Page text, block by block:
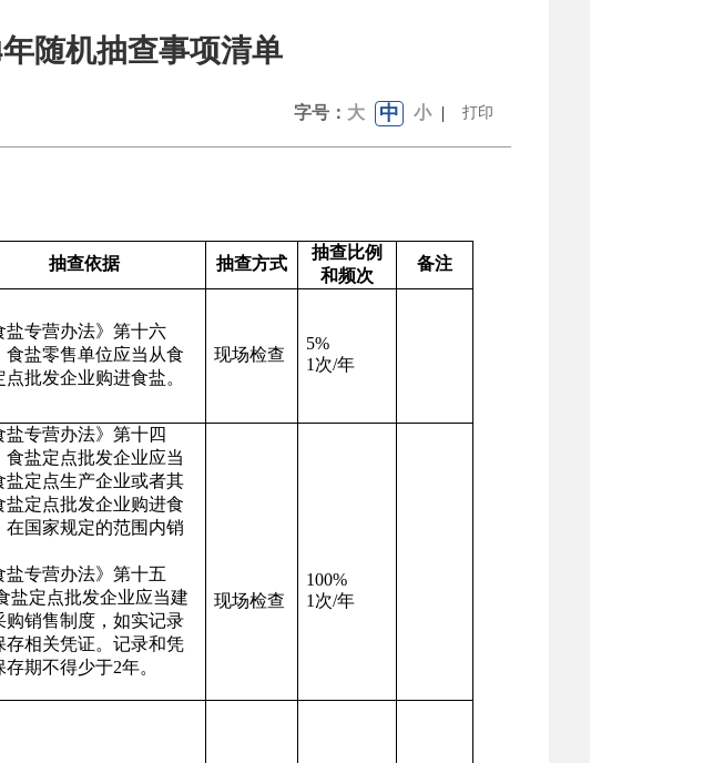
随机抽查事项清单
字号： 大 中 小 | 打印
抽查依据 抽查方式
抽查比例
和频次
备注
盐专营办法》第十六
盐零售单位应当从食
点批发企业购进食盐。
现场检查
5%
1次/年
盐专营办法》第十四
盐定点批发企业应当
盐定点生产企业或者其
盐定点批发企业购进食
在国家规定的范围内销
盐专营办法》第十五
盐定点批发企业应当建
购销售制度，如实记录
存相关凭证。记录和凭
存期不得少于2年。
现场检查
100%
1次/年